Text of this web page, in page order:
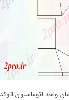
واحد اتوماسیون اتوکد